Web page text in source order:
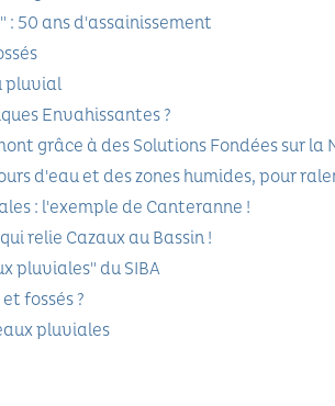
50 ans d'assainissement
pluvial
Envahissantes ?
grâce à des Solutions Fondées sur la
d'eau et des zones humides, pour
: l'exemple de Canteranne !
relie Cazaux au Bassin !
pluviales" du SIBA
fossés ?
pluviales